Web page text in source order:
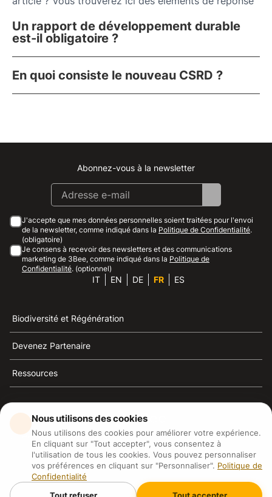
Un rapport de développement durable
est-il obligatoire ?
En quoi consiste le nouveau CSRD ?
Instagram
Facebook
Linkedin
Youtube
Abonnez-vous à la newsletter
J'accepte que mes données personnelles soient traitées pour l'envoi
de la newsletter, comme indiqué dans la Politique de Confidentialité.
(obligatoire)
Je consens à recevoir des newsletters et des communications
marketing de 3Bee, comme indiqué dans la Politique de
Confidentialité. (optionnel)
IT EN DE FR ES
Biodiversité et Régénération
Devenez Partenaire
Ressources
3Bee est la référence du développement durable, de la
défense des abeilles et de la biodiversité
3Bee S.R.L Via Pastrengo 14, 20159, Milano (MI)
P.IVA: IT09711590969
Nous utilisons des cookies
Nous utilisons des cookies pour améliorer votre expérience.
En cliquant sur "Tout accepter", vous consentez à
l'utilisation de tous les cookies. Vous pouvez personnaliser
vos préférences en cliquant sur "Personnaliser". Politique de
Confidentialité
Tout refuser
Tout accepter